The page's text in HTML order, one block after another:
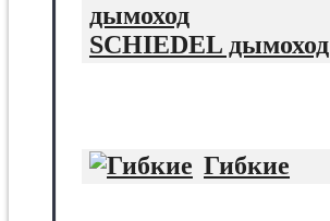
SCHIEDEL дымоход
Гибкие